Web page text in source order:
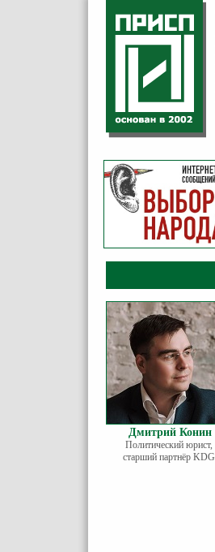
Дмитрий Конин
Политический юрист,
старший партнёр KDG